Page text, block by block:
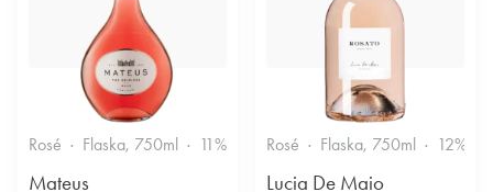
Rosé Flaska, 750ml 11% Fruktigt & Smakrikt
Mateus
Rosé Flaska, 750ml 12%
Lucia De Maio